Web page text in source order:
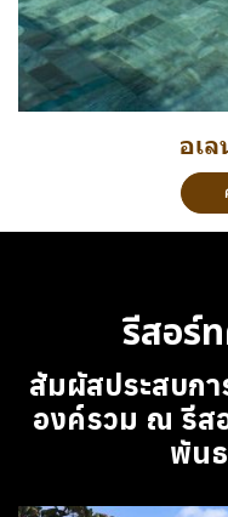
อเ
รีสอร์
สัมผัสประสบก
องค์รวม ณ รีส
พัน